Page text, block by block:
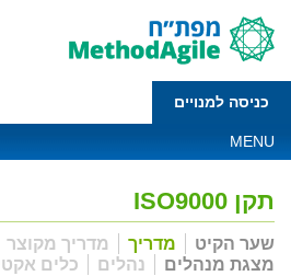
כניסה למנויים
MENU
תקן ISO9000
שער הקיט מדריך מדריך מקוצר
מצגת מנהלים
נהלים כלים